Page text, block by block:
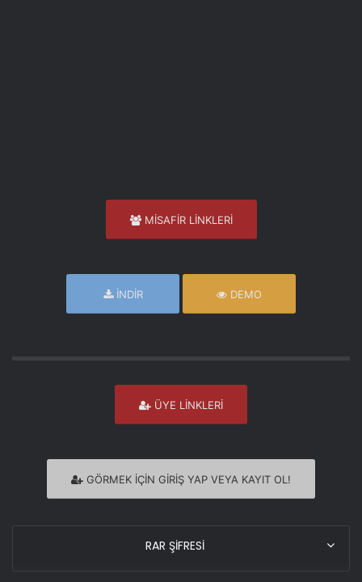
MİSAFİR LİNKLERİ
İNDİR DEMO
ÜYE LİNKLERİ
GÖRMEK İÇİN GİRİŞ YAP VEYA KAYIT OL!
RAR ŞİFRESİ